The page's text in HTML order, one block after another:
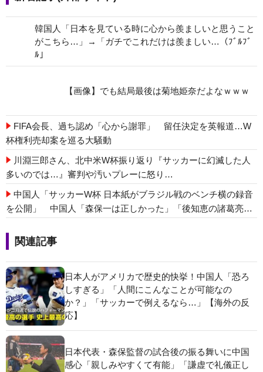
韓国人「日本を見ている時に心から羨ましいと思うこと
がこちら…」→「ガチでこれだけは羨ましい…（ﾌﾞﾙﾌﾞ
ﾙ」
【画像】でも結局最後は菊地姫奈だよなｗｗｗ
FIFA会長、過ち認め「心から謝罪」 留任決定を英報道…W
杯権利売却案を巡る大騒動
川淵三郎さん、北中米W杯振り返り『サッカーに幻滅した人
多いのでは…』審判や汚いプレーに怒り…
中国人「サッカーW杯 日本紙がブラジル戦のベンチ横の録音
を公開」 中国人「森保一は正しかった」「後知恵の諸葛亮ば
関連記事
日本人がアメリカで歴史的快挙！中国人「恐ろ
しすぎる」「人間にこんなことが可能なの
か？」「サッカーで例えるなら…」【海外の反
応】
日本代表・森保監督の試合後の振る舞いに中国
感心「親しみやすくて有能」「謙虚で礼儀正し